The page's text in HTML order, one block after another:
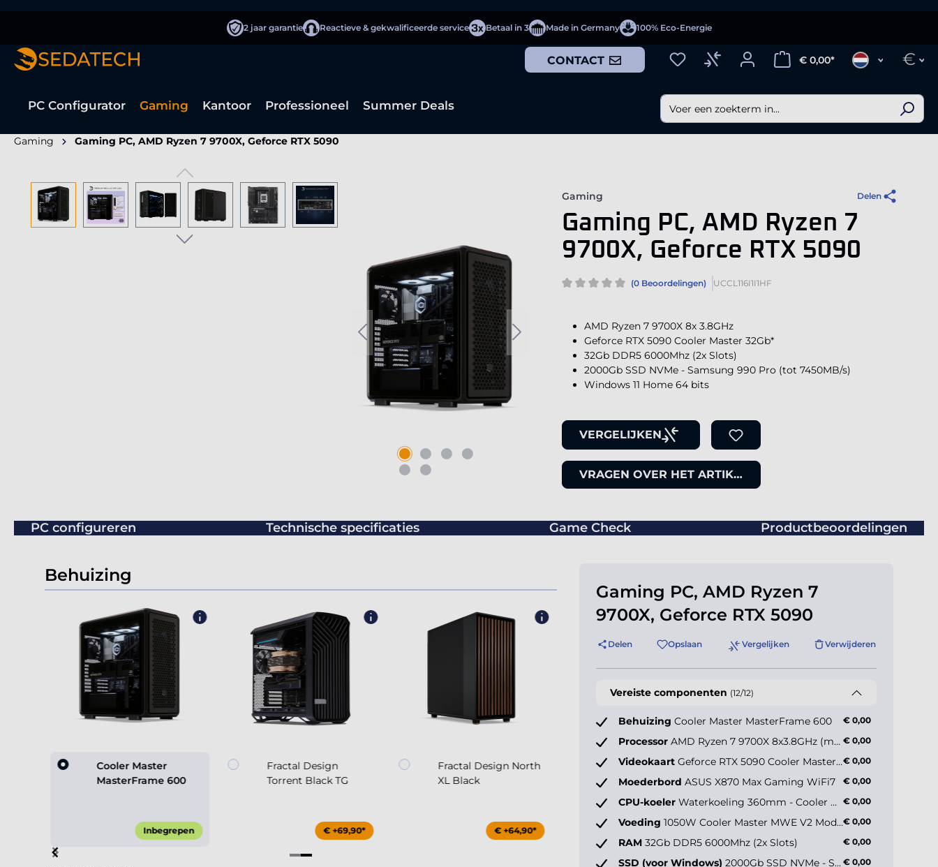
2 jaar garantie Reactieve & gekwalificeerde service Betaal in 3 Made in Germany 100% Eco-Energie
CONTACT € 0,00* €
PC Configurator Gaming Kantoor Professioneel Summer Deals
Gaming Gaming PC, AMD Ryzen 7 9700X, Geforce RTX 5090
Afbeeldingengalerij overslaan
Gaming Delen
Gaming PC, AMD Ryzen 7
9700X, Geforce RTX 5090
(0 Beoordelingen) UCCL116I1I1HF
AMD Ryzen 7 9700X 8x 3.8GHz
Geforce RTX 5090 Cooler Master 32Gb*
32Gb DDR5 6000Mhz (2x Slots)
2000Gb SSD NVMe - Samsung 990 Pro (tot 7450MB/s)
Windows 11 Home 64 bits
VERGELIJKEN
VRAGEN OVER HET ARTIKEL
PC configureren Technische specificaties Game Check Productbeoordelingen
Behuizing
Cooler Master
MasterFrame 600
Inbegrepen
Fractal Design
Torrent Black TG
€ +69,90*
Fractal Design North
XL Black
€ +64,90*
Item
Gaming PC, AMD Ryzen 7
9700X, Geforce RTX 5090
Delen Opslaan Vergelijken Verwijderen
Vereiste componenten (12/12)
Behuizing Cooler Master MasterFrame 600 € 0,00
Processor AMD Ryzen 7 9700X 8x3.8GHz (max 5.5GHz) € 0,00
Videokaart Geforce RTX 5090 Cooler Master 32Gb€ 0,00
Moederbord ASUS X870 Max Gaming WiFi7 € 0,00
CPU-koeler Waterkoeling 360mm - Cooler Master MasterLiquid 360 Core II € 0,00
Voeding 1050W Cooler Master MWE V2 Modular (80+ Gold)€ 0,00
RAM 32Gb DDR5 6000Mhz (2x Slots) € 0,00
SSD (voor Windows) 2000Gb SSD NVMe - Samsung 990 Pro (tot 7450MB/s) € 0,00